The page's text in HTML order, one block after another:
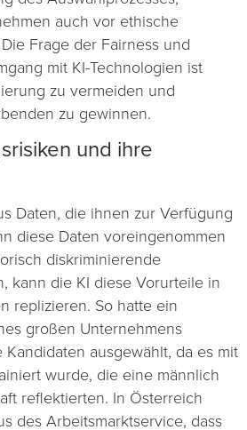
auch vor ethische
Frage der Fairness und
mit KI-Technologien ist
zu vermeiden und
zu gewinnen.
und ihre
Daten, die ihnen zur Verfügung
diese Daten voreingenommen
diskriminierende
kann die KI diese Vorurteile in
replizieren. So hatte ein
großen Unternehmens
ausgewählt, da es mit
wurde, die eine männlich
reflektierten. In Österreich
des Arbeitsmarktservice, dass